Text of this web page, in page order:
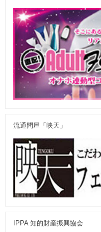
流通問屋「映天」
IPPA 知的財産振興協会